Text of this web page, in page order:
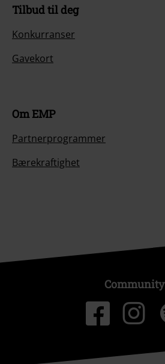
Tilbud til deg
Konkurranser
Gavekort
Om EMP
Partnerprogrammer
Bærekraftighet
Community